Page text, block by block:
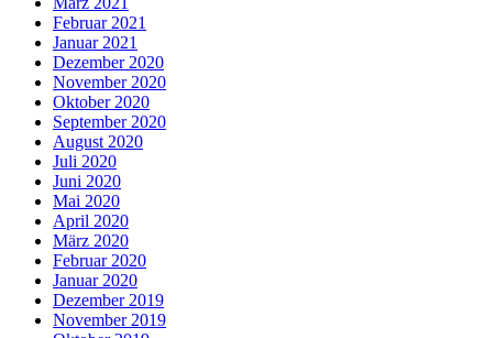
Februar 2021
Januar 2021
Dezember 2020
November 2020
Oktober 2020
September 2020
August 2020
Juli 2020
Juni 2020
Mai 2020
April 2020
März 2020
Februar 2020
Januar 2020
Dezember 2019
November 2019